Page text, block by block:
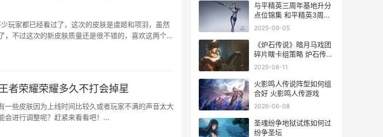
玩家都已经看过了，这次的皮肤是虞姬和项羽，虽然
，不过这次的新皮肤质量还是很不错的，喜欢这两个英
者荣耀荣耀多久不打会掉星
一些皮肤因为上线时间比较久或者玩家不满的声音太大
会进行调整呢？赶紧来看看吧！...
与平精英三周年基地升分
点位锦集 和平精英3周年
什么时候
2025-09-05
《炉石传说》暗月马戏团
碎片瞎卡组策略 炉石传说
暗牧卡组
2025-08-11
火影鸣人传说阵型如何组
合好 火影鸣人传游戏
2026-06-08
圣魂纷争地狱试炼如何过
纷争圣坛